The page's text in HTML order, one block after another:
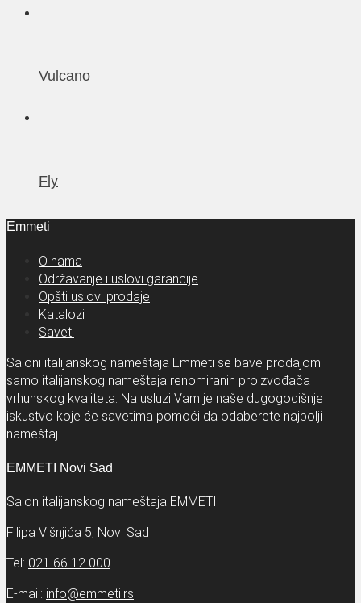
Vulcano
Fly
Emmeti
O nama
Održavanje i uslovi garancije
Opšti uslovi prodaje
Katalozi
Saveti
Saloni italijanskog nameštaja Emmeti se bave prodajom
samo italijanskog nameštaja renomiranih proizvođača
vrhunskog kvaliteta. Na usluzi Vam je naše dugogodišnje
iskustvo koje će savetima pomoći da odaberete najbolji
nameštaj.
EMMETI Novi Sad
Salon italijanskog nameštaja EMMETI
Filipa Višnjića 5, Novi Sad
Tel: 021 66 12 000
E-mail: info@emmeti.rs